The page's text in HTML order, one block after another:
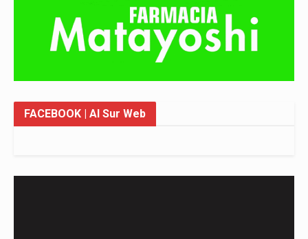
FACEBOOK | Al Sur Web